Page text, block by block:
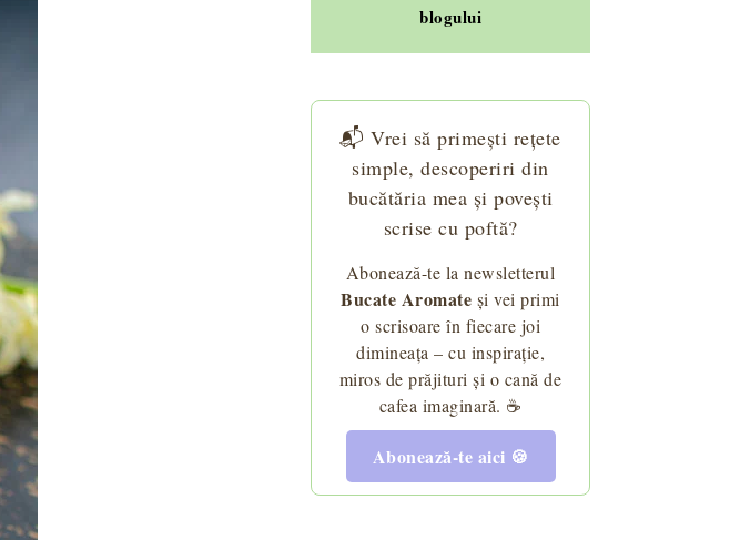
blogului
📬 Vrei să primești rețete
simple, descoperiri din
bucătăria mea și povești
scrise cu poftă?
Abonează-te la newsletterul
Bucate Aromate și vei primi
o scrisoare în fiecare joi
dimineața – cu inspirație,
miros de prăjituri și o cană de
cafea imaginară. ☕
Abonează-te aici 🍪